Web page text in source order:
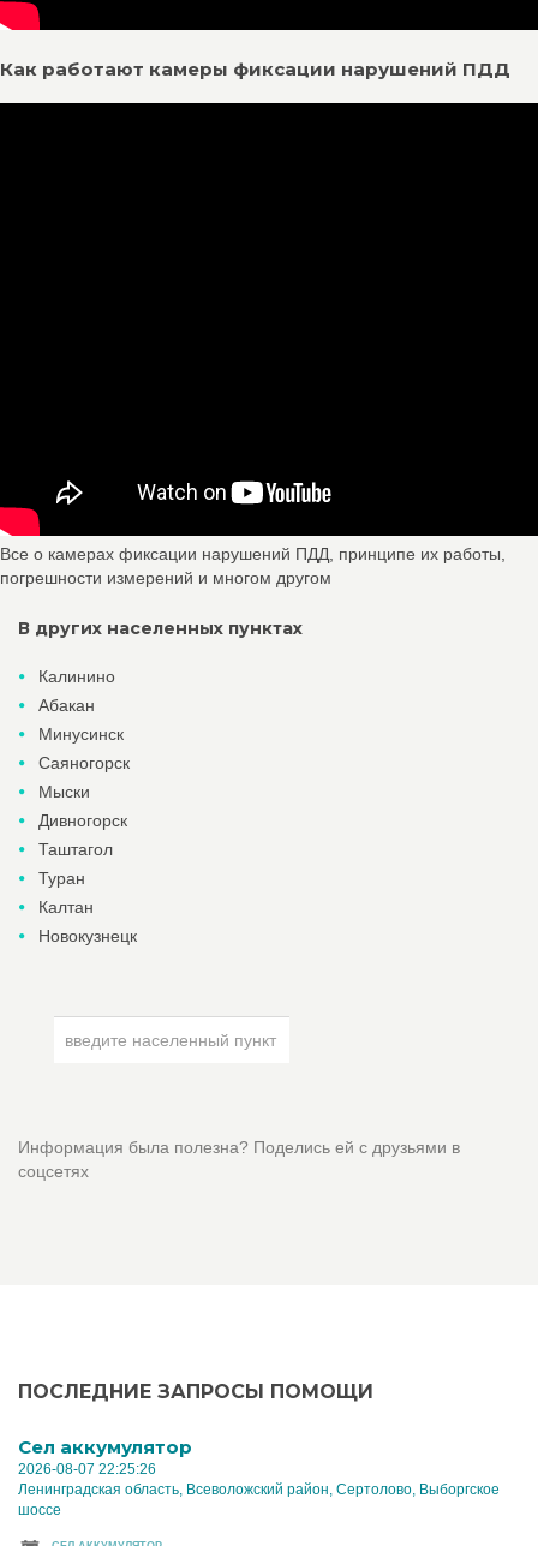
Как работают камеры фиксации нарушений ПДД
Все о камерах фиксации нарушений ПДД, принципе их работы,
погрешности измерений и многом другом
В других населенных пунктах
Калинино
Абакан
Минусинск
Саяногорск
Мыски
Дивногорск
Таштагол
Туран
Калтан
Новокузнецк
Информация была полезна? Поделись ей с друзьями в
соцсетях
ПОСЛЕДНИЕ ЗАПРОСЫ ПОМОЩИ
Cел аккумулятор
2026-08-07 22:25:26
Ленинградская область, Всеволожский район, Сертолово, Выборгское
шоссе